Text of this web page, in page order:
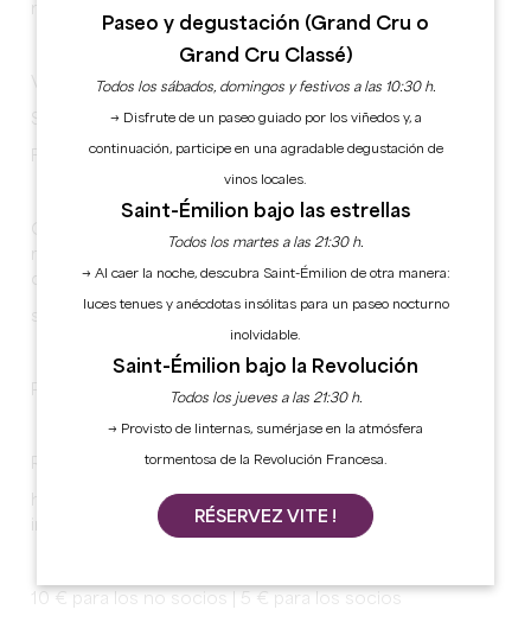
nocturna.
Viernes 27 de febrero.
Salida en grupo a las 19:00 h.
Foyer de Tizac de Lapouyade
Caminata de aproximadamente 2 horas, seguida de un
momento acogedor alrededor de una comida
compartida:
Reservas en HelloAsso / Tizac Initiatives
https://www.helloasso.com/associations/tizac-
initiatives/evenements/randonnee-nocturne-2026
10 € para los no socios | 5 € para los socios
Paseo y degustación (Grand Cru o
Grand Cru Classé)
Todos los sábados, domingos y festivos a las 10:30 h.
→ Disfrute de un paseo guiado por los viñedos y, a
continuación, participe en una agradable degustación de
vinos locales.
Saint-Émilion bajo las estrellas
Todos los martes a las 21:30 h.
→ Al caer la noche, descubra Saint-Émilion de otra manera:
luces tenues y anécdotas insólitas para un paseo nocturno
inolvidable.
Saint-Émilion bajo la Revolución
Todos los jueves a las 21:30 h.
→ Provisto de linternas, sumérjase en la atmósfera
tormentosa de la Revolución Francesa.
RÉSERVEZ VITE !